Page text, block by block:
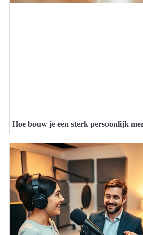
Hoe bouw je een sterk persoonlijk